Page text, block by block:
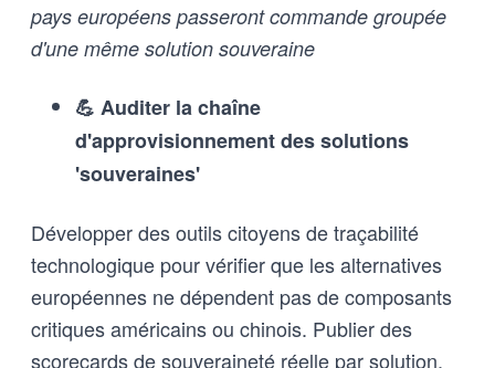
pays européens passeront commande groupée
d'une même solution souveraine
💪 Auditer la chaîne
d'approvisionnement des solutions
'souveraines'
Développer des outils citoyens de traçabilité
technologique pour vérifier que les alternatives
européennes ne dépendent pas de composants
critiques américains ou chinois. Publier des
scorecards de souveraineté réelle par solution.